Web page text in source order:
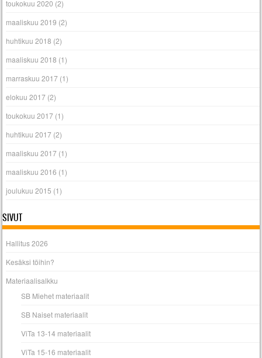
toukokuu 2020 (2)
maaliskuu 2019 (2)
huhtikuu 2018 (2)
maaliskuu 2018 (1)
marraskuu 2017 (1)
elokuu 2017 (2)
toukokuu 2017 (1)
huhtikuu 2017 (2)
maaliskuu 2017 (1)
maaliskuu 2016 (1)
joulukuu 2015 (1)
SIVUT
Hallitus 2026
Kesäksi töihin?
Materiaalisalkku
SB Miehet materiaalit
SB Naiset materiaalit
ViTa 13-14 materiaalit
ViTa 15-16 materiaalit